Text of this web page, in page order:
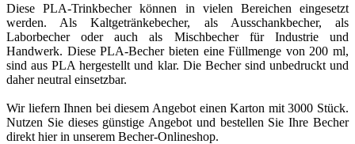
Diese PLA-Trinkbecher können in vielen Bereichen eingesetzt
werden. Als Kaltgetränkebecher, als Ausschankbecher, als
Laborbecher oder auch als Mischbecher für Industrie und
Handwerk. Diese PLA-Becher bieten eine Füllmenge von 200 ml,
sind aus PLA hergestellt und klar. Die Becher sind unbedruckt und
daher neutral einsetzbar.
Wir liefern Ihnen bei diesem Angebot einen Karton mit 3000 Stück.
Nutzen Sie dieses günstige Angebot und bestellen Sie Ihre Becher
direkt hier in unserem Becher-Onlineshop.